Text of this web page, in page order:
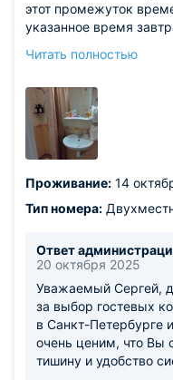
этот промежуток
указанное время
За окном +4 +6.
Предложенные
на полступни. На
счету. Сосиски лежат
человека. Печеньки
раздаче сотрудник
съели. Колбаски три с
изобилие лишний
ужасна. на воде с
закрасить беленьким.
водомолоко
Чайника в номере нет,
чая вне завтрака
Есть маленький
отфильтрованной
Читать полностью
Проживание: 14
Тип номера:
Ответ
20 октября 2025
Уважаемый Сергей,
за выбор гостевых
в Санкт-
очень ценим, что Вы
тишину и удобство